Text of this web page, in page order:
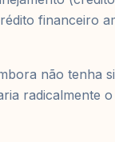
financeiro
não tenha
radicalmente